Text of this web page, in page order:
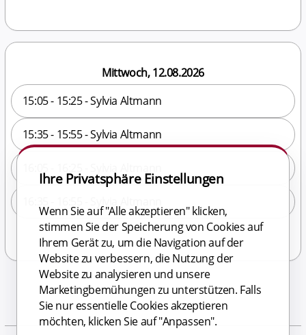
Mittwoch, 12.08.2026
15:05 - 15:25 - Sylvia Altmann
15:35 - 15:55 - Sylvia Altmann
Ihre Privatsphäre Einstellungen
Wenn Sie auf "Alle akzeptieren" klicken,
stimmen Sie der Speicherung von Cookies auf
Ihrem Gerät zu, um die Navigation auf der
Website zu verbessern, die Nutzung der
Website zu analysieren und unsere
Marketingbemühungen zu unterstützen. Falls
Sie nur essentielle Cookies akzeptieren
möchten, klicken Sie auf "Anpassen".